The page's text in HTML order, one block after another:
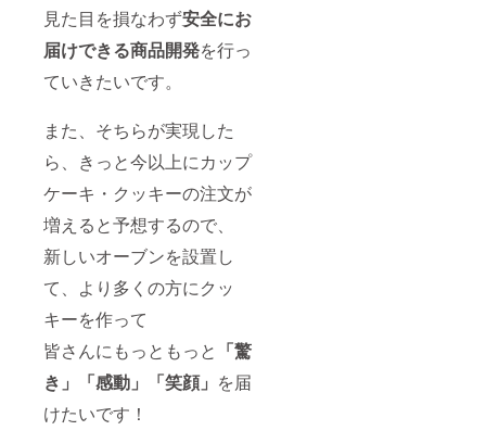
見た目を損なわず安全にお
届けできる商品開発を行っ
ていきたいです。
また、そちらが実現した
ら、きっと今以上にカップ
ケーキ・クッキーの注文が
増えると予想するので、
新しいオーブンを設置し
て、より多くの方にクッ
キーを作って
皆さんにもっともっと 「驚
き」「感動」「笑顔」 を届
けたいです！